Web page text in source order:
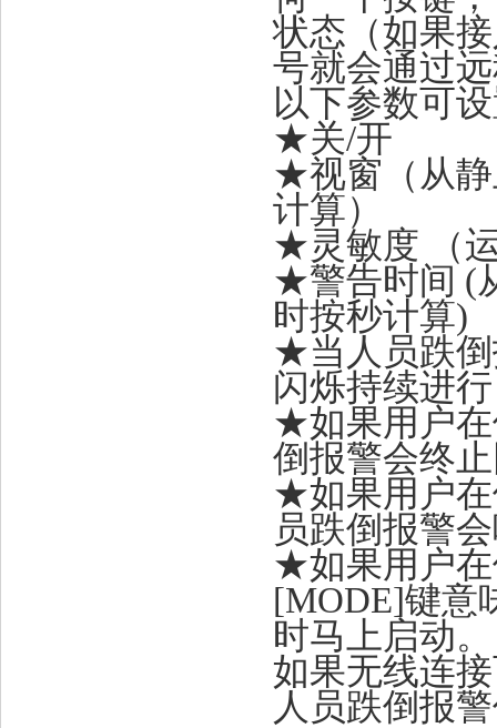
状态（如果
号就会通过
以下参数可
★关/开
★视窗（从
计算）
★灵敏度 （
★警告时间 (
时按秒计算)
★当人员跌
闪烁持续进
★如果用户
倒报警会终
★如果用户
员跌倒报警
★如果用户
[MODE]键意
时马上启动。
如果无线连
人员跌倒报